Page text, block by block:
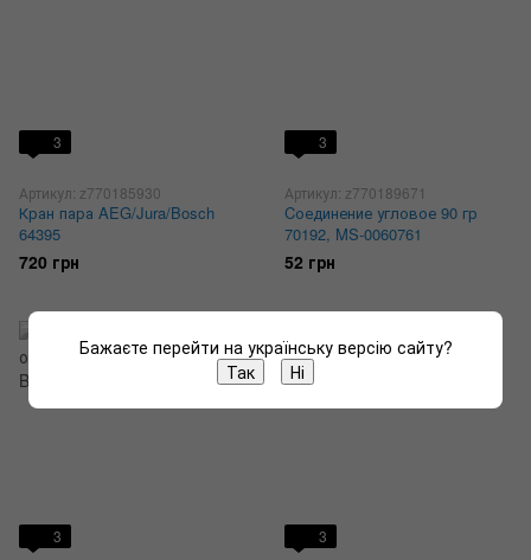
3
Артикул: z770185930
Кран пара AEG/Jura/Bosch
64395
720 грн
3
Артикул: z770189671
Cоединение угловое 90 гр
70192, MS-0060761
52 грн
3 3
Бажаєте перейти на українську версію сайту?
Так
Ні